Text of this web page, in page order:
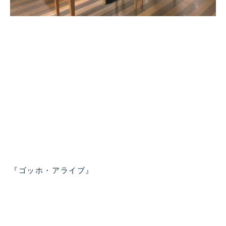
『ゴッホ・アライブ』